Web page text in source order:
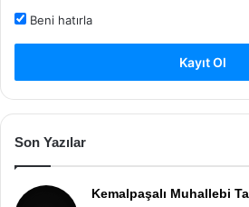
Beni hatırla
Kayıt Ol
Son Yazılar
Kemalpaşalı Muhallebi